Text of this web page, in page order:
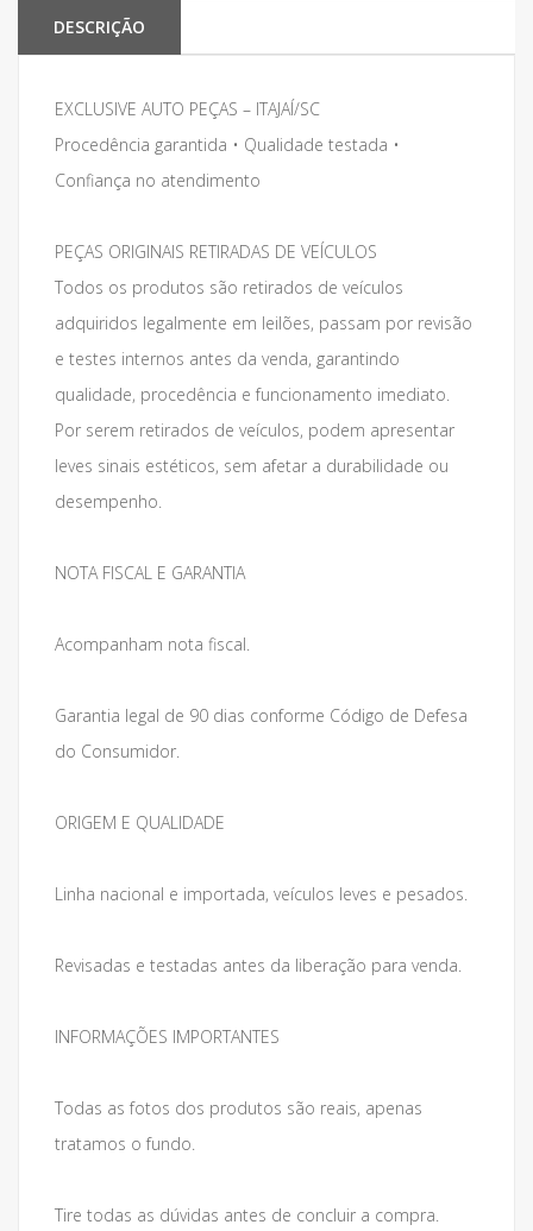
DESCRIÇÃO
EXCLUSIVE AUTO PEÇAS – ITAJAÍ/SC
Procedência garantida • Qualidade testada •
Confiança no atendimento
PEÇAS ORIGINAIS RETIRADAS DE VEÍCULOS
Todos os produtos são retirados de veículos
adquiridos legalmente em leilões, passam por revisão
e testes internos antes da venda, garantindo
qualidade, procedência e funcionamento imediato.
Por serem retirados de veículos, podem apresentar
leves sinais estéticos, sem afetar a durabilidade ou
desempenho.
NOTA FISCAL E GARANTIA
Acompanham nota fiscal.
Garantia legal de 90 dias conforme Código de Defesa
do Consumidor.
ORIGEM E QUALIDADE
Linha nacional e importada, veículos leves e pesados.
Revisadas e testadas antes da liberação para venda.
INFORMAÇÕES IMPORTANTES
Todas as fotos dos produtos são reais, apenas
tratamos o fundo.
Tire todas as dúvidas antes de concluir a compra.